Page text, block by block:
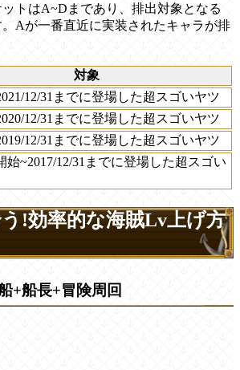
トはA~Dまであり、排出対象となる
Aが一番直近に実装されたキャラが排
対象
12/31までに登場した超スゴいヤツ
12/31までに登場した超スゴいヤツ
12/31までに登場した超スゴいヤツ
始~2017/12/31までに登場した超スゴい
!効率的な海賊Lv上げ方
+船長+冒険周回